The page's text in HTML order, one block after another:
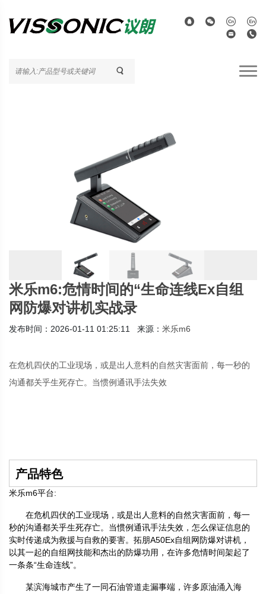
米乐m6:危情时间的“生命连线Ex自组
网防爆对讲机实战录
发布时间：2026-01-11 01:25:11 来源： 米乐m6
在危机四伏的工业现场，或是出人意料的自然灾害面前，每一秒的
沟通都关乎生死存亡。当惯例通讯手法失效
产品特色
米乐m6平台:
在危机四伏的工业现场，或是出人意料的自然灾害面前，每一
秒的沟通都关乎生死存亡。当惯例通讯手法失效，怎么保证信息的
实时传递成为救援与自救的要害。拓朋A50Ex自组网防爆对讲机，
以其一起的自组网技能和杰出的防爆功用，在许多危情时间架起了
一条条“生命连线”。
某滨海城市产生了一同石油管道走漏事端，许多原油涌入海